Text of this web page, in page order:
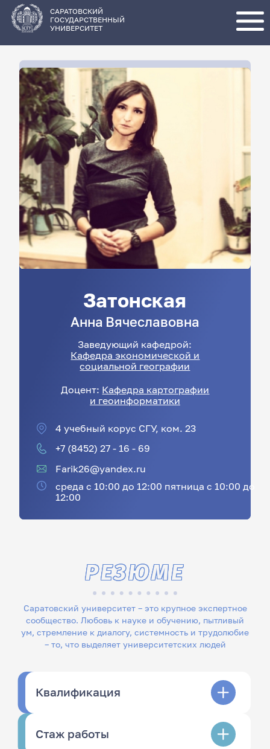
основному
содержанию
САРАТОВСКИЙ
ГОСУДАРСТВЕННЫЙ
УНИВЕРСИТЕТ
Затонская
Анна Вячеславовна
Заведующий кафедрой:
Кафедра экономической и
социальной географии
Доцент: Кафедра картографии
и геоинформатики
4 учебный корус СГУ, ком. 23
+7 (8452) 27 - 16 - 69
Farik26@yandex.ru
среда с 10:00 до 12:00 пятница с 10:00 до
12:00
Саратовский университет – это крупное экспертное
сообщество. Любовь к науке и обучению, пытливый
ум, стремление к диалогу, системность и трудолюбие
– то, что выделяет университетских людей
РЕЗЮМЕ
Квалификация
Стаж работы